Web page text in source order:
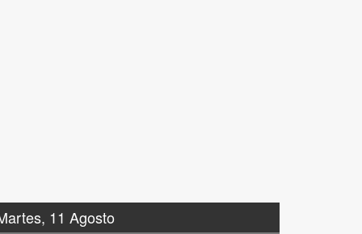
11 Agosto